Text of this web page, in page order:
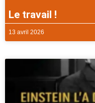
Le travail !
13 avril 2026